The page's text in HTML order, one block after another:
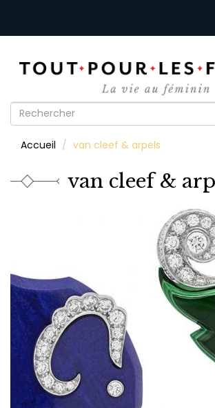
Formulaire
recherche
Accueil van cleef & arpels
van cleef &